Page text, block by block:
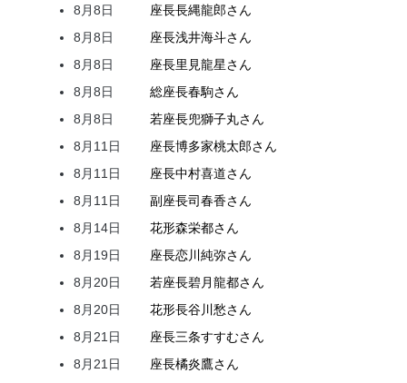
8月8日
座長長縄龍郎さん
8月8日
座長浅井海斗さん
8月8日
座長里見龍星さん
8月8日
総座長春駒さん
8月8日
若座長兜獅子丸さん
8月11日
座長博多家桃太郎さん
8月11日
座長中村喜道さん
8月11日
副座長司春香さん
8月14日
花形森栄都さん
8月19日
座長恋川純弥さん
8月20日
若座長碧月龍都さん
8月20日
花形長谷川愁さん
8月21日
座長三条すすむさん
8月21日
座長橘炎鷹さん